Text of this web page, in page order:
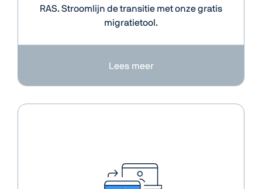
RAS. Stroomlijn de transitie met onze gratis
migratietool.
Lees meer